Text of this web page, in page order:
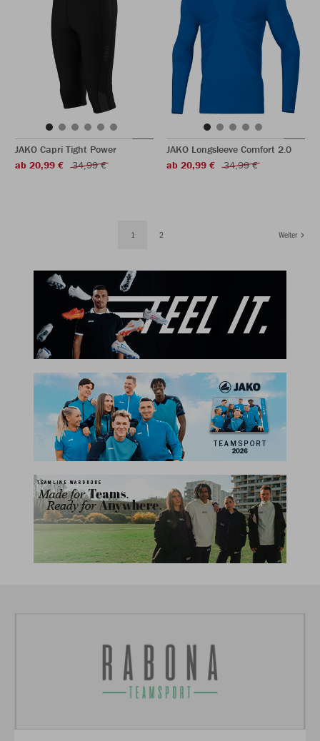
JAKO Capri Tight Power
ab 20,99 €
34,99 €
JAKO Longsleeve Comfort 2.0
ab 20,99 €
34,99 €
1 2 Weiter